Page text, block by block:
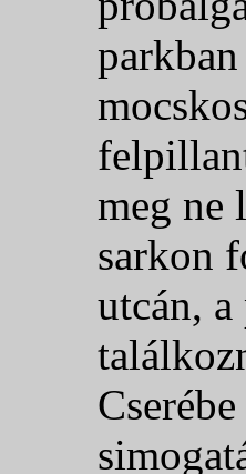
meg ne
sarkon
utcán,